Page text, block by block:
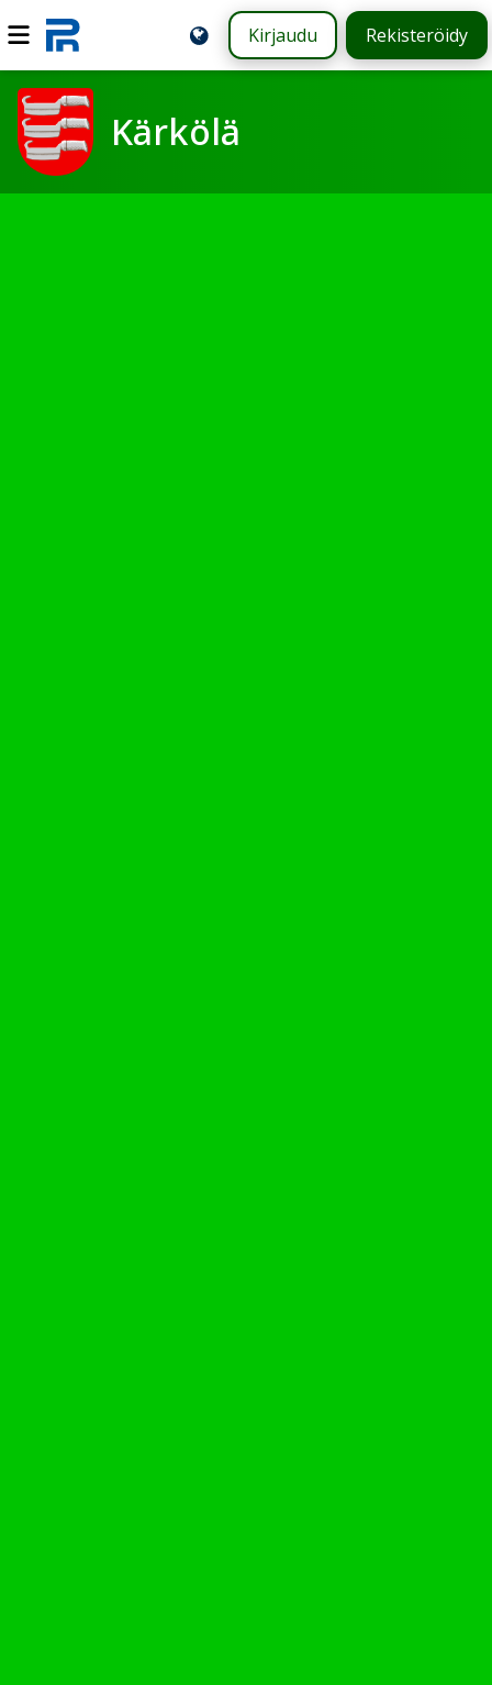
Kirjaudu Rekisteröidy
Kärkölä